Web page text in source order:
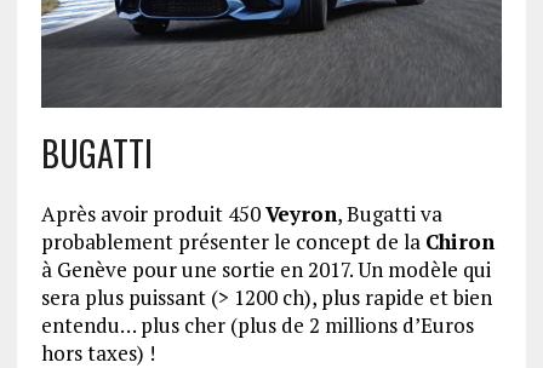
BUGATTI
Après avoir produit 450Veyron, Bugatti va
probablement présenter le concept de la Chiron
à Genève pour une sortie en 2017. Un modèle qui
sera plus puissant (> 1200 ch), plus rapide et bien
entendu… plus cher (plus de 2 millions d’Euros
hors taxes) !